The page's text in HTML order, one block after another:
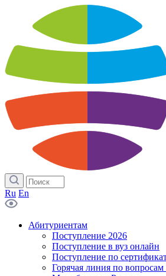
Ru En
Абитуриентам
Поступление 2026
Поступление в вуз онлайн
Поступление по
Горячая линия по